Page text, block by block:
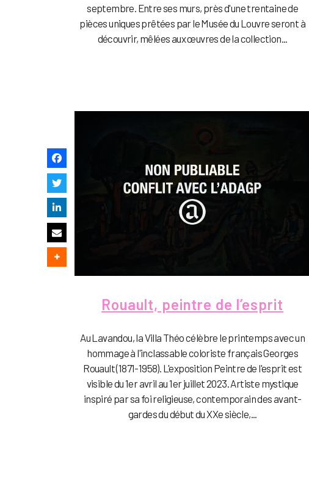
septembre. Entre ses murs, près d'une trentaine de
pièces uniques prêtées par le Musée du Louvre seront à
découvrir, mêlées aux œuvres de la collection...
Rouault, peintre de l’esprit
Au Lavandou, la Villa Théo célèbre le printemps avec un
hommage à l'inclassable coloriste français Georges
Rouault (1871-1958). L'exposition Peintre de l'esprit est
visible du 1er avril au 1er juillet 2023. Artiste mystique
inspiré par sa foi religieuse, contemporain des avant-
gardes du début du XXe siècle,...